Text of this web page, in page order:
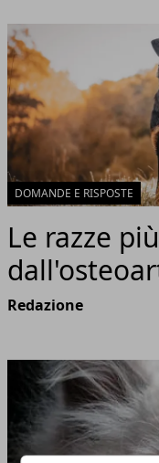
DOMANDE E RISPOSTE
Le razze
Redazione